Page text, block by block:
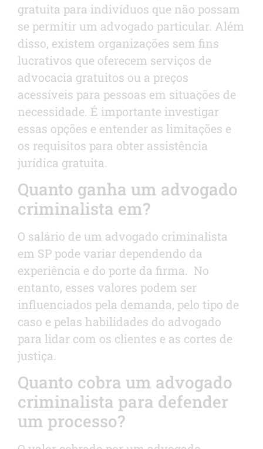
gratuita para indivíduos que não possam
se permitir um advogado particular. Além
disso, existem organizações sem fins
lucrativos que oferecem serviços de
advocacia gratuitos ou a preços
acessíveis para pessoas em situações de
necessidade. É importante investigar
essas opções e entender as limitações e
os requisitos para obter assistência
jurídica gratuita.
Quanto ganha um advogado
criminalista em?
O salário de um advogado criminalista
em SP pode variar dependendo da
experiência e do porte da firma. No
entanto, esses valores podem ser
influenciados pela demanda, pelo tipo de
caso e pelas habilidades do advogado
para lidar com os clientes e as cortes de
justiça.
Quanto cobra um advogado
criminalista para defender
um processo?